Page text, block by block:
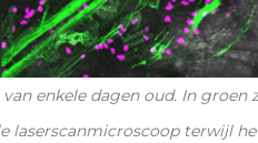
enkele dagen oud. In
laserscanmicroscoop terwijl